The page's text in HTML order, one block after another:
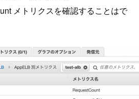
メトリクスを確認することはで